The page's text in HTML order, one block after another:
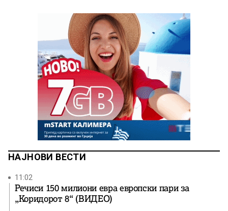
НАЈНОВИ ВЕСТИ
11:02
Речиси 150 милиони евра европски пари за
„Коридорот 8“ (ВИДЕО)